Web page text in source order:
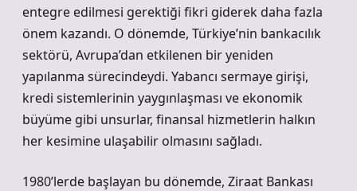
entegre edilmesi gerektiği fikri giderek daha fazla
önem kazandı. O dönemde, Türkiye’nin bankacılık
sektörü, Avrupa’dan etkilenen bir yeniden
yapılanma sürecindeydi. Yabancı sermaye girişi,
kredi sistemlerinin yaygınlaşması ve ekonomik
büyüme gibi unsurlar, finansal hizmetlerin halkın
her kesimine ulaşabilir olmasını sağladı.
1980’lerde başlayan bu dönemde, Ziraat Bankası